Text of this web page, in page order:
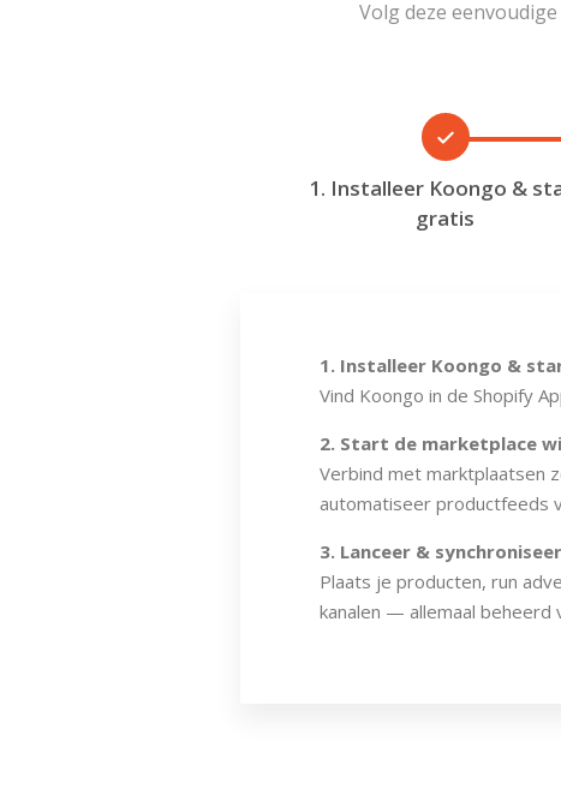
Volg deze
1. Installeer Koongo &
gratis
1. Installeer Koongo &
Vind Koongo in de Shopify
2. Start de marketplace
Verbind met marktplaatsen
automatiseer productfeeds
3. Lanceer &
Plaats je producten, run
kanalen — allemaal beheerd